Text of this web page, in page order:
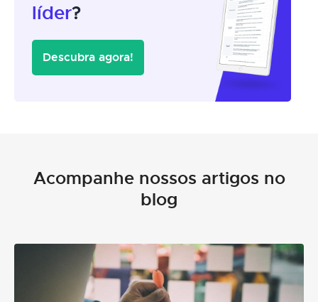
líder?
Descubra agora!
Acompanhe nossos artigos no
blog